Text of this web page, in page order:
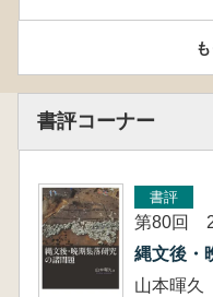
書評コーナー
書評
第80回
縄文後・
山本暉